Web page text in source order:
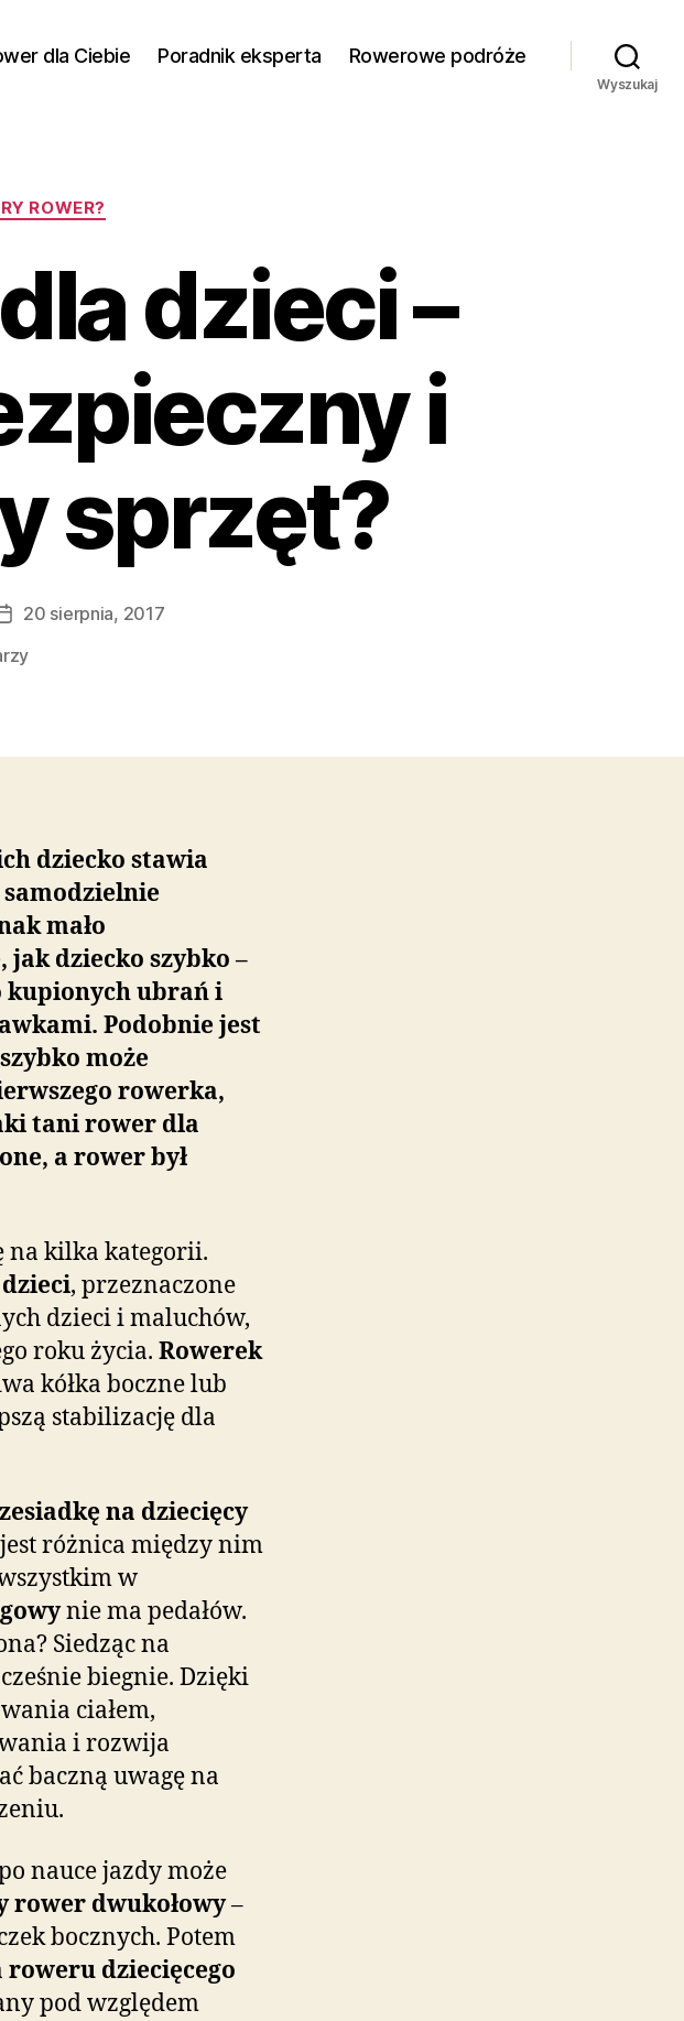
dla Ciebie Poradnik eksperta Rowerowe podróże
Wyszukaj
ROWER?
dzieci –
i
sprzęt?
Data20 sierpnia, 2017
do
dzieci
bezpieczny
i
bezawaryjny
sprzęt?
dziecko stawia
mało
dziecko szybko –
kupionych ubrań i
Podobnie jest
może
rowerka,
tani rower dla
a rower był
na kilka kategorii.
, przeznaczone
dzieci i maluchów,
roku życia. Rowerek
kółka boczne lub
stabilizację dla
na dziecięcy
jest różnica między nim
w
nie ma pedałów.
Siedząc na
biegnie. Dzięki
ciałem,
i rozwija
baczną uwagę na
nauce jazdy może
rower dwukołowy–
bocznych. Potem
roweru dziecięcego
pod względem